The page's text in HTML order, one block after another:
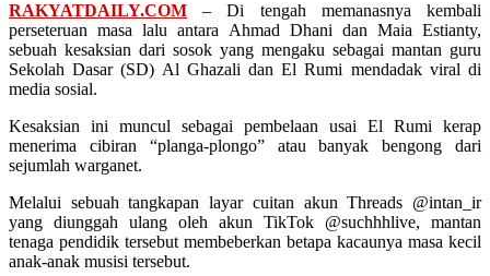
RAKYATDAILY.COM – Di tengah memanasnya kembali
perseteruan masa lalu antara Ahmad Dhani dan Maia Estianty,
sebuah kesaksian dari sosok yang mengaku sebagai mantan guru
Sekolah Dasar (SD) Al Ghazali dan El Rumi mendadak viral di
media sosial.
Kesaksian ini muncul sebagai pembelaan usai El Rumi kerap
menerima cibiran “planga-plongo” atau banyak bengong dari
sejumlah warganet.
Melalui sebuah tangkapan layar cuitan akun Threads @intan_ir
yang diunggah ulang oleh akun TikTok @suchhhlive, mantan
tenaga pendidik tersebut membeberkan betapa kacaunya masa kecil
anak-anak musisi tersebut.